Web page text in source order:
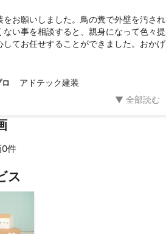
をお願いしました。鳥の糞で外壁を汚さ
ない事を相談すると、親身になって色々
してお任せすることができました。おか
アドテック建装
0件
ス